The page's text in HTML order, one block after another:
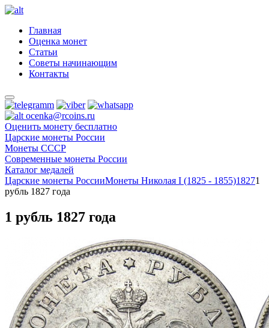
Главная
Оценка монет
Статьи
Советы начинающим
Контакты
ocenka@rcoins.ru
Оценить монету бесплатно
Царские монеты России
Монеты СССР
Современные монеты России
Каталог медалей
Царские монеты РоссииМонеты Николая I (1825 - 1855)18271
рубль 1827 года
1 рубль 1827 года